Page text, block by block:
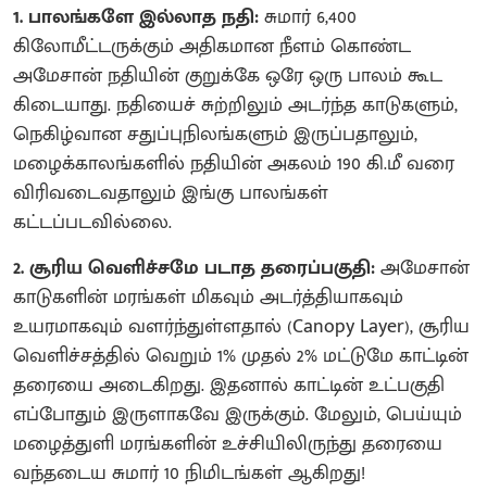
1. பாலங்களே இல்லாத நதி:சுமார் 6,400
கிலோமீட்டருக்கும் அதிகமான நீளம் கொண்ட
அமேசான் நதியின் குறுக்கே ஒரே ஒரு பாலம் கூட
கிடையாது. நதியைச் சுற்றிலும் அடர்ந்த காடுகளும்,
நெகிழ்வான சதுப்புநிலங்களும் இருப்பதாலும்,
மழைக்காலங்களில் நதியின் அகலம் 190 கி.மீ வரை
விரிவடைவதாலும் இங்கு பாலங்கள்
கட்டப்படவில்லை.
2. சூரிய வெளிச்சமே படாத தரைப்பகுதி:அமேசான்
காடுகளின் மரங்கள் மிகவும் அடர்த்தியாகவும்
உயரமாகவும் வளர்ந்துள்ளதால் (Canopy Layer), சூரிய
வெளிச்சத்தில் வெறும் 1% முதல் 2% மட்டுமே காட்டின்
தரையை அடைகிறது. இதனால் காட்டின் உட்பகுதி
எப்போதும் இருளாகவே இருக்கும். மேலும், பெய்யும்
மழைத்துளி மரங்களின் உச்சியிலிருந்து தரையை
வந்தடைய சுமார் 10 நிமிடங்கள் ஆகிறது!